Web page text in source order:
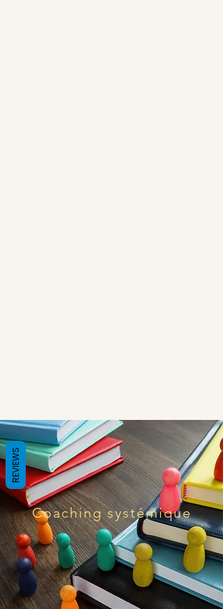
Coaching systémique
REVIEWS